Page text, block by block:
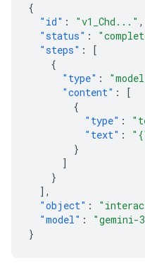
{
"id" : "v1_Chd..." ,
"status" :
"steps" :
[
{
"type" :
"content" :
[
{
"type" :
"text" :
}
]
}
],
"object" :
"model" : "gemini-
}